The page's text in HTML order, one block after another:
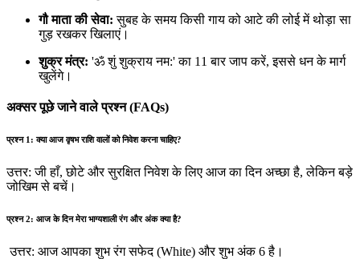
गौ माता की सेवा: सुबह के समय किसी गाय को आटे की लोई में थोड़ा सा
गुड़ रखकर खिलाएं।
शुक्र मंत्र: 'ॐ शुं शुक्राय नम:' का 11 बार जाप करें, इससे धन के मार्ग
खुलेंगे।
अक्सर पूछे जाने वाले प्रश्न (FAQs)
प्रश्न 1: क्या आज वृषभ राशि वालों को निवेश करना चाहिए?
उत्तर: जी हाँ, छोटे और सुरक्षित निवेश के लिए आज का दिन अच्छा है, लेकिन बड़े
जोखिम से बचें।
प्रश्न 2: आज के दिन मेरा भाग्यशाली रंग और अंक क्या है?
उत्तर: आज आपका शुभ रंग सफेद (White) और शुभ अंक 6 है।